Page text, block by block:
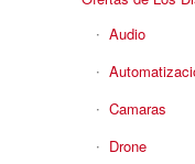
Audio
Camaras
Drone